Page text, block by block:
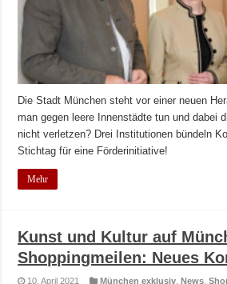
Die Stadt München steht vor einer neuen
man gegen leere Innenstädte tun und dabei
nicht verletzen? Drei Institutionen bündeln
Stichtag für eine Förderinitiative!
Mehr
Kunst und Kultur auf
Shoppingmeilen: Neues
10. April 2021 München exklusiv News ,